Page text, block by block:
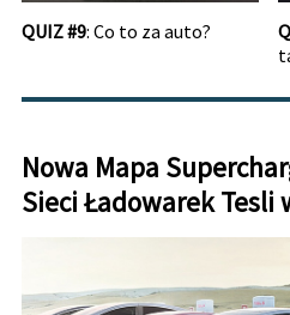
QUIZ #9: Co to za auto?
Nowa Mapa
Sieci Ładowarek Tesli